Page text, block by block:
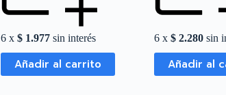
6 x$ 1.977 sin interés
Añadir al carrito
6 x$ 2.280 sin
Añadir al